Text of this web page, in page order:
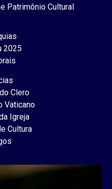
Patrimônio Cultural
2025
Clero
Vaticano
Igreja
Cultura